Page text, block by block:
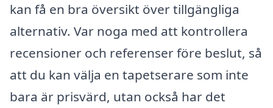
kan få en bra översikt över tillgängliga
alternativ. Var noga med att kontrollera
recensioner och referenser före beslut, så
att du kan välja en tapetserare som inte
bara är prisvärd, utan också har det